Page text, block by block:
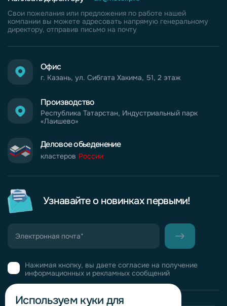
Деловое обьеденение
кластеров России
Производство
Республика Татарстан, Индустриальный парк
«Лаишево»
Офис
г. Казань, ул. Сибгата Хакима, 51, 2 этаж
Свои пожелания или предложения по работе нашей
компании вы можете адресовать напрямую генеральному
директору, отправив письмо на почту
Узнавайте о новинках первыми!
Нажимая кнопку, вы даете согласие на получение
информационных и рекламных сообщений
Используем куки для